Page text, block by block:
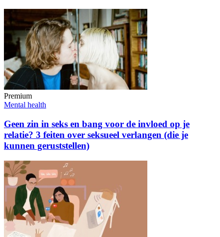
Premium
Mental health
Geen zin in seks en bang voor de invloed op je
relatie? 3 feiten over seksueel verlangen (die je
kunnen geruststellen)